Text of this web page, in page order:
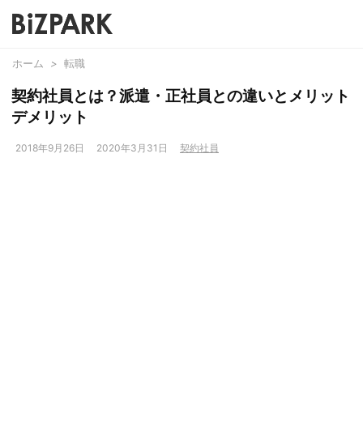
ホーム > 転職
契約社員とは？派遣・正社員との違いとメリット
デメリット
2018年9月26日 2020年3月31日 契約社員